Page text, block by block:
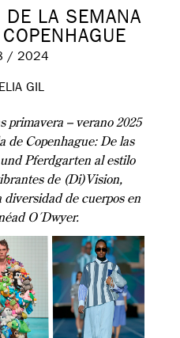
DE LA SEMANA
/ 2024
GIL
primavera – verano 2025
de Copenhague: De las
Pferdgarten al estilo
de (Di)Vision,
diversidad de cuerpos en
O´Dwyer.